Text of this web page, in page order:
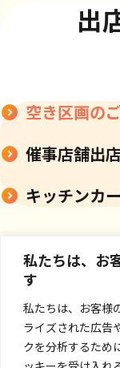
私たちは、お
す
私たちは、お客様
ライズされた広告
クを分析するため
出
空き区画の
催事店舗出
キッチンカ